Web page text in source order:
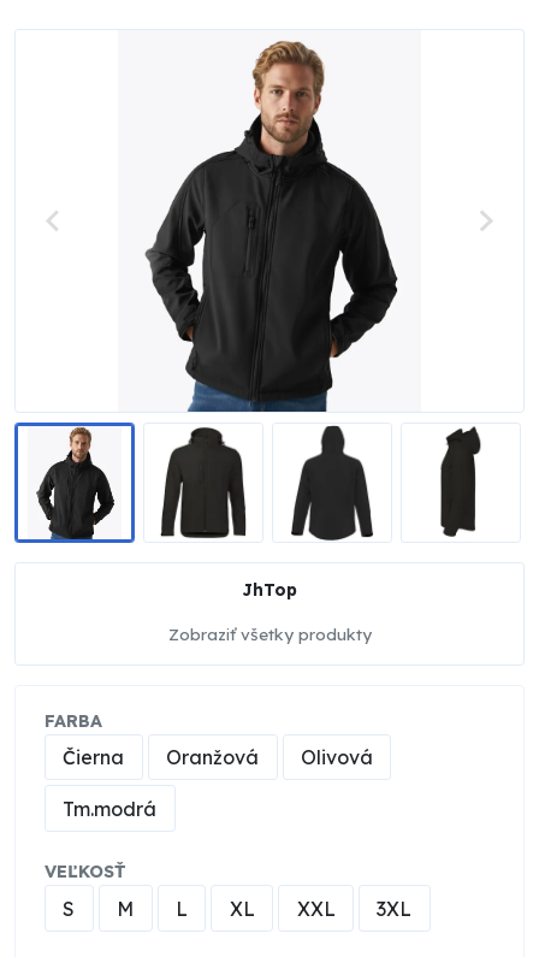
JhTop
Zobraziť všetky produkty
FARBA
Čierna Oranžová Olivová
Tm.modrá
VEĽKOSŤ
S M L XL XXL 3XL